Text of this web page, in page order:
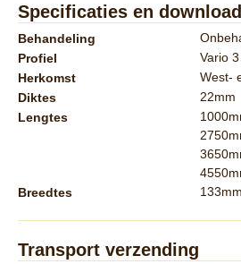
Specificaties en
Behandeling
Profiel
Vario
Herkomst
West-
Diktes
22mm
Lengtes
Breedtes
133mm
Transport verzending